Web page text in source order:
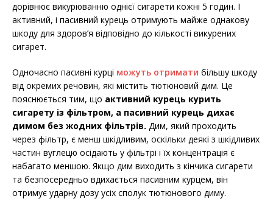
дорівнює викурюванню однієї сигарети кожні 5 годин. І
активний, і пасивний курець отримують майже однакову
шкоду для здоров’я відповідно до кількості викурених
сигарет.
Одночасно пасивні курці можуть отримати більшу шкоду
від окремих речовин, які містить тютюновий дим. Це
пояснюється тим, що активний курець курить
сигарету із фільтром, а пасивний курець дихає
димом без жодних фільтрів. Дим, який проходить
через фільтр, є менш шкідливим, оскільки деякі з шкідливих
частин вуглецю осідають у фільтрі і їх концентрація є
набагато меншою. Якщо дим виходить з кінчика сигарети
та безпосередньо вдихається пасивним курцем, він
отримує ударну дозу усіх сполук тютюнового диму.